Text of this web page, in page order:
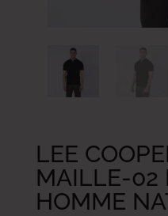
LEE
MAILLE-02
HOMME